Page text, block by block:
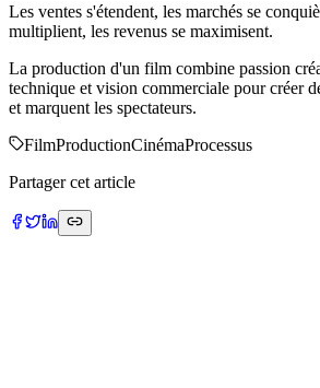
Les ventes s'étendent, les marchés se
multiplient, les revenus se maximisent.
La production d'un film combine passion
technique et vision commerciale pour créer
et marquent les spectateurs.
FilmProductionCinémaProcessus
Partager cet article